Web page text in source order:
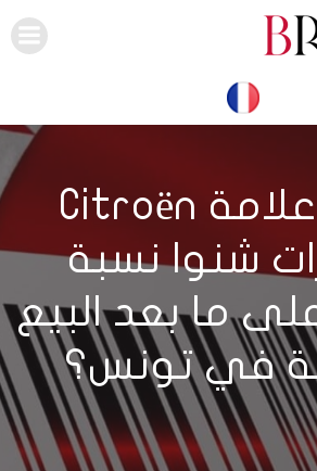
حرفاء علامة Citroën
شنوا نسبة
ما بعد البيع
في تونس؟